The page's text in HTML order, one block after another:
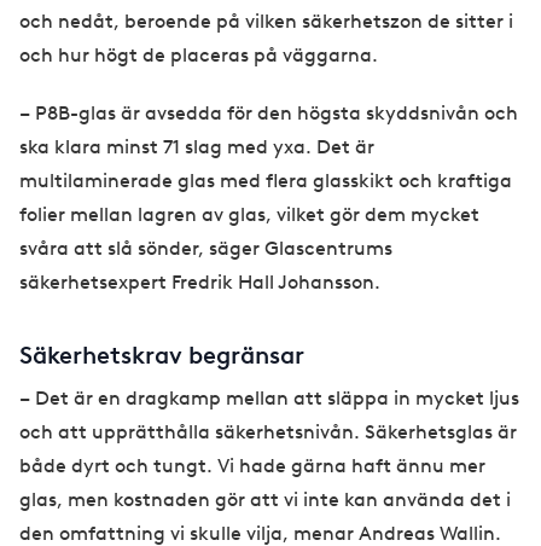
och nedåt, beroende på vilken säkerhetszon de sitter i
och hur högt de placeras på väggarna.
– P8B-glas är avsedda för den högsta skyddsnivån och
ska klara minst 71 slag med yxa. Det är
multilaminerade glas med flera glasskikt och kraftiga
folier mellan lagren av glas, vilket gör dem mycket
svåra att slå sönder, säger Glascentrums
säkerhetsexpert Fredrik Hall Johansson.
Säkerhetskrav begränsar
– Det är en dragkamp mellan att släppa in mycket ljus
och att upprätthålla säkerhetsnivån. Säkerhetsglas är
både dyrt och tungt. Vi hade gärna haft ännu mer
glas, men kostnaden gör att vi inte kan använda det i
den omfattning vi skulle vilja, menar Andreas Wallin.